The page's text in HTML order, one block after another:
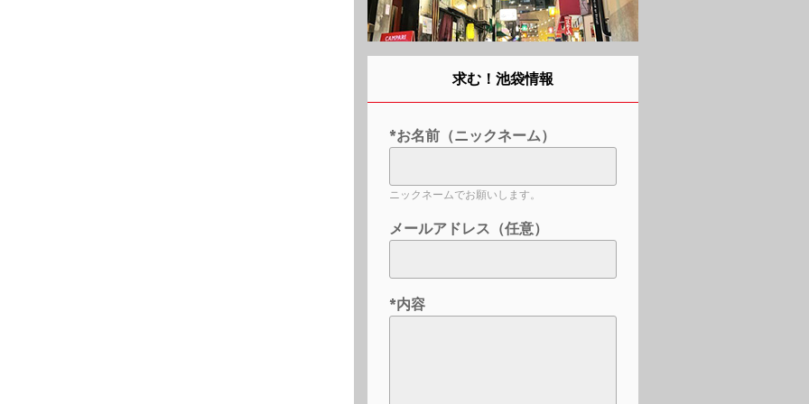
求む！池袋情報
*お名前（ニックネーム）
ニックネームでお願いします。
メールアドレス（任意）
*内容